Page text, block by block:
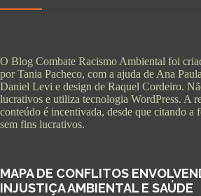
O Blog Combate Racismo Ambiental foi
por Tania Pacheco, com a ajuda de Ana
Daniel Levi e design de Raquel Cordeiro.
lucrativos e utiliza tecnologia WordPress. A
conteúdo é incentivada, desde que citando a
sem fins lucrativos.
MAPA DE CONFLITOS
INJUSTIÇA AMBIENTAL E SAÚDE